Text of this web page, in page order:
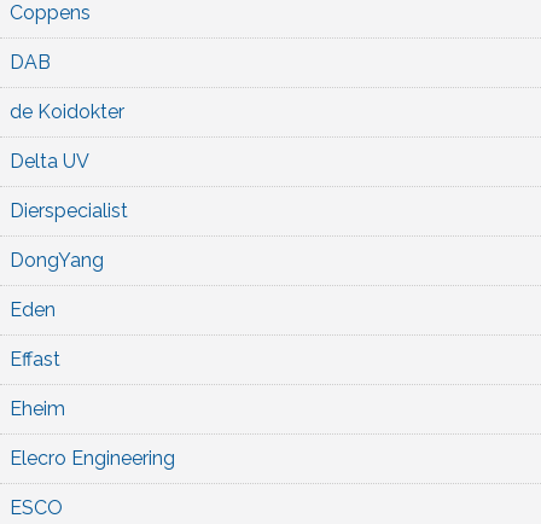
Coppens
DAB
de Koidokter
Delta UV
Dierspecialist
DongYang
Eden
Effast
Eheim
Elecro Engineering
ESCO